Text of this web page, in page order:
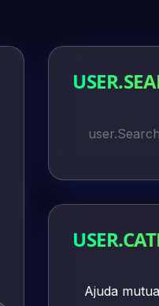
Ajuda mutua